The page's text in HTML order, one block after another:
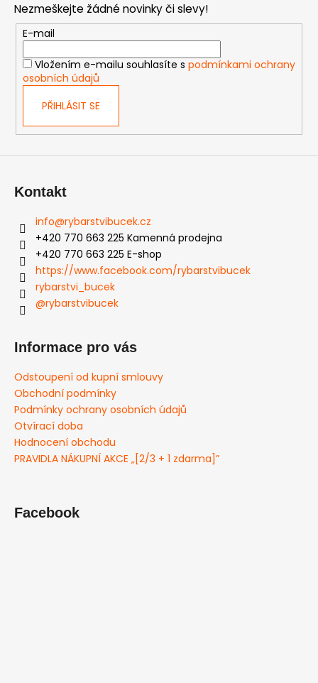
Nezmeškejte žádné novinky či slevy!
E-mail
Vložením e-mailu souhlasíte s podmínkami ochrany
osobních údajů
PŘIHLÁSIT SE
Kontakt
info@rybarstvibucek.cz
+420 770 663 225 Kamenná prodejna
+420 770 663 225 E-shop
https://www.facebook.com/rybarstvibucek
rybarstvi_bucek
@rybarstvibucek
Informace pro vás
Odstoupení od kupní smlouvy
Obchodní podmínky
Podmínky ochrany osobních údajů
Otvírací doba
Hodnocení obchodu
PRAVIDLA NÁKUPNÍ AKCE „[2/3 + 1 zdarma]”
Facebook